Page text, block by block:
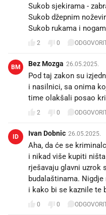
Sukob sjekirama -
Sukob džepnim
Sukob rukama i
2 0
BM Bez Mozga 26.05.2025.
Pod taj zakon su
i nasilnici, sa onima
time olakšali posao
2 0
ID Ivan Dobnic 26.05.2025.
Aha, da će se
i nikad više kupiti
rješavaju glavni uzrok
budalaštinama.
i kako bi se kaznile te
0 0